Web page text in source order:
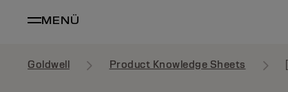
MENÜ
Goldwell Product Knowledge Sheets